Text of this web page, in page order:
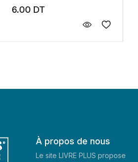
À propos de nous
Le site LIVRE PLUS propose